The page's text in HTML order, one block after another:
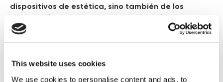
This website uses cookies
We use cookies to personalise content and ads, to
dispositivos de estética, sino también de los
clientes.
El resultado más poderoso se logra cuando
el cliente aborda integralmente la solución del
problema estético: ajusta su dieta, mejora su
régimen de sueño.